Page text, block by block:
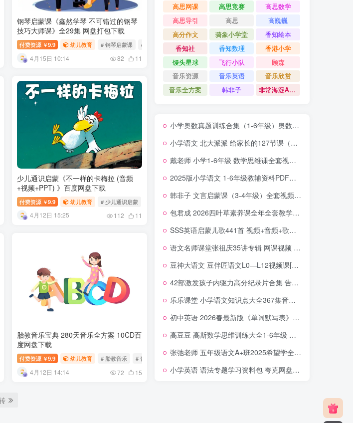
钢琴启蒙课《鑫然学琴 不可错过的钢琴
技巧大师课》全29集 网盘打包下载
付费资源 ￥9.9 幼儿教育 # 钢琴启蒙课 # 鑫然学琴
4月15日 10:14 82 11
百科杂志
少儿通识启蒙《不一样的卡梅拉 (音频
+视频+PPT) 》百度网盘下载
付费资源 ￥9.9 幼儿教育 # 少儿通识启蒙 # 不一样的卡梅拉
4月12日 15:25 112 11
儿妈
胎教音乐宝典 280天音乐全方案 10CD百
度网盘下载
付费资源 ￥9.9 幼儿教育 # 胎教音乐 # 音乐全方案
4月12日 14:14 72 15
高思网课
高思竞赛
高思数学
高思导引
高思
高巍巍
高分作文
骑象小学堂
香知绘本
香知社
香知数理
香港小学
馒头星球
飞行小队
顾森
音乐资源
音乐英语
音乐欣赏
音乐全方案
韩非子 非常海淀AB卷
小学奥数真题训练合集（1-6年级）奥数竞赛历年真题题库 夸克网盘下载
小学语文 北大派派 给家长的127节课（通关小学阅读）夸克网盘下载
戴老师 小学1-6年级 数学思维课全套视频 百度网盘下载
2025版小学语文 1-6年级教辅资料PDF大合集 夸克网盘下载
韩非子 文言启蒙课（3-4年级）全套视频 夸克网盘下载
包君成 2026四叶草素养课全年全套教学视频（语文四年级-九年级） 百度网盘下载
SSS英语启蒙儿歌441首 视频+音频+歌词本 英文 中英文字幕 百度网盘下载
语文名师课堂张祖庆35讲专辑 网课视频 百度网盘下载
豆神大语文 豆伴匠语文L0—L12视频课[幼儿园-高中全集 289.4GB]
42部激发孩子内驱力高分纪录片合集 告别拖延厌学 帮孩子养成自律意识与自主学习习惯
乐乐课堂 小学语文知识点大全367集音频 百度网盘下载
初中英语 2026春最新版《单词默写表》7-9年级上下册合集 夸克网盘下载
高豆豆 高斯数学思维训练大全1-6年级 视频课程+教材PDF+讲义 夸克网盘下载
张弛老师 五年级语文A+班2025希望学全年课程 上下册网课视频 夸克网盘下载
小学英语 语法专题学习资料包 夸克网盘下载